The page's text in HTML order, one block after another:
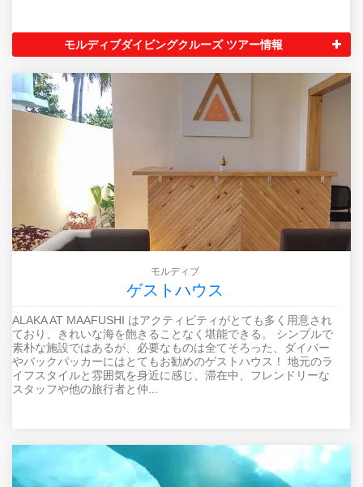
モルディブダイビングクルーズ ツアー情報
モルディブ
ゲストハウス
ALAKA AT MAAFUSHI はアクティビティがとても多く用意され
ており、きれいな海を飽きることなく堪能できる。 シンプルで
素朴な施設ではあるが、必要なものは全てそろった、ダイバー
やバックパッカーにはとてもお勧めのゲストハウス！ 地元のラ
イフスタイルと雰囲気を身近に感じ、滞在中、フレンドリーな
スタッフや他の旅行者と仲...